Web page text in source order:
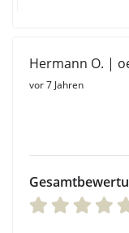
Hermann O. |
vor 7 Jahren